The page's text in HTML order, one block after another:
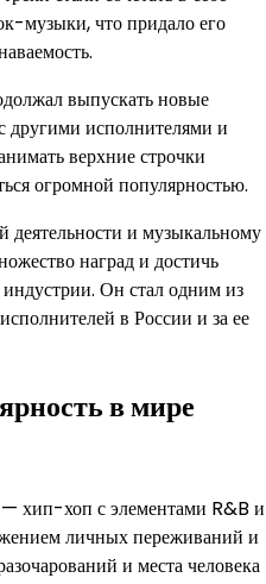
музыки, что придало его
выпускать новые
другими исполнителями и
верхние строчки
огромной популярностью.
деятельности и музыкальному
наград и достичь
Он стал одним из
в России и за ее
в мире
хип-хоп с элементами R&B и
личных переживаний и
и места человека